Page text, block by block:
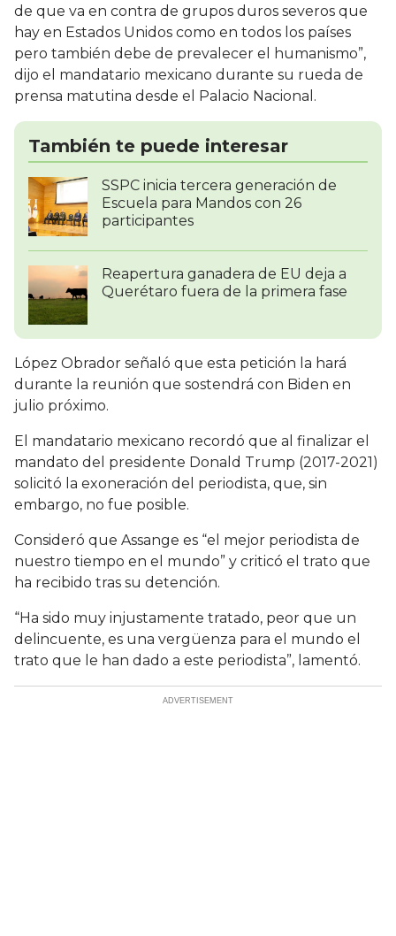
de que va en contra de grupos duros severos que
hay en Estados Unidos como en todos los países
pero también debe de prevalecer el humanismo”,
dijo el mandatario mexicano durante su rueda de
prensa matutina desde el Palacio Nacional.
También te puede interesar
SSPC inicia tercera generación de
Escuela para Mandos con 26
participantes
Reapertura ganadera de EU deja a
Querétaro fuera de la primera fase
López Obrador señaló que esta petición la hará
durante la reunión que sostendrá con Biden en
julio próximo.
El mandatario mexicano recordó que al finalizar el
mandato del presidente Donald Trump (2017-2021)
solicitó la exoneración del periodista, que, sin
embargo, no fue posible.
Consideró que Assange es “el mejor periodista de
nuestro tiempo en el mundo” y criticó el trato que
ha recibido tras su detención.
“Ha sido muy injustamente tratado, peor que un
delincuente, es una vergüenza para el mundo el
trato que le han dado a este periodista”, lamentó.